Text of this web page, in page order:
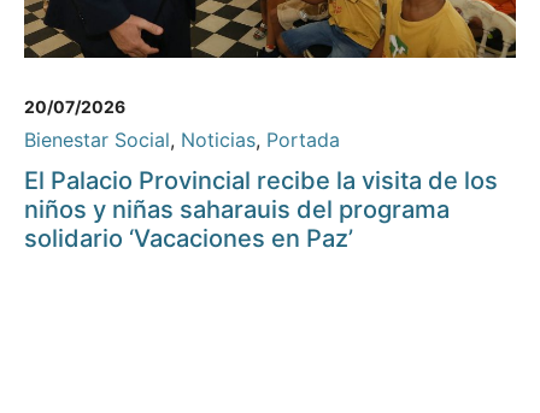
20/07/2026
Bienestar Social, Noticias, Portada
El Palacio Provincial recibe la visita de los
niños y niñas saharauis del programa
solidario ‘Vacaciones en Paz’